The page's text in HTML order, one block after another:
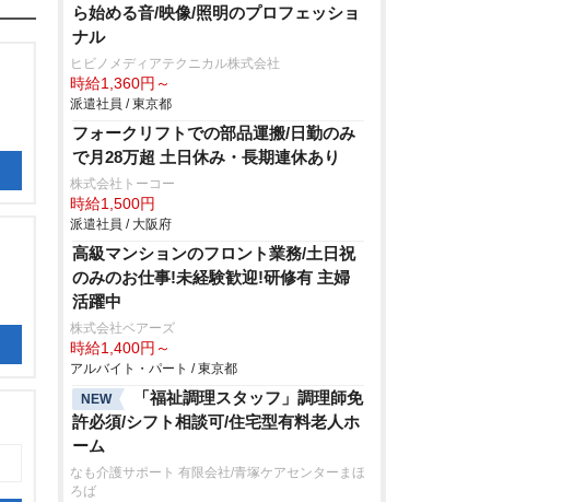
ら始める音/映像/照明のプロフェッショ
ナル
ヒビノメディアテクニカル株式会社
時給1,360円～
派遣社員 / 東京都
フォークリフトでの部品運搬/日勤のみ
で月28万超 土日休み・長期連休あり
株式会社トーコー
時給1,500円
派遣社員 / 大阪府
⾼級マンションのフロント業務/土日祝
のみのお仕事!未経験歓迎!研修有 主婦
活躍中
株式会社ベアーズ
時給1,400円～
アルバイト・パート / 東京都
NEW
「福祉調理スタッフ」調理師免
許必須/シフト相談可/住宅型有料老人ホ
ーム
なも介護サポート 有限会社/青塚ケアセンターまほ
ろば